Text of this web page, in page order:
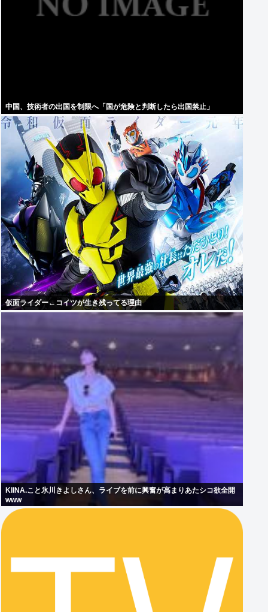
中国、技術者の出国を制限へ「国が危険と判断したら出国禁止」
仮面ライダー←コイツが生き残ってる理由
KIINA.こと氷川きよしさん、ライブを前に興奮が高まりあたシコ欲全開
www